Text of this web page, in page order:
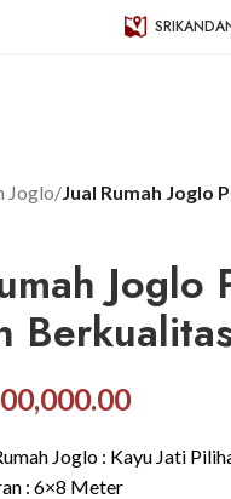
Joglo/Jual Rumah Joglo
Joglo
Joglo : Kayu Jati
: 6×8 Meter